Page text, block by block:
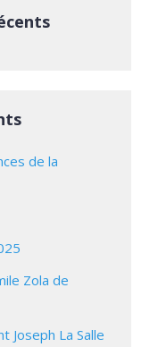
de la
Zola de
Joseph La Salle